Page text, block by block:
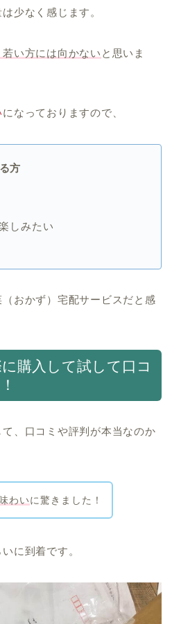
少なく感じます。
若い方には向かない と思いま
になっておりますので、
方
しみたい
おかず）宅配サービスだと感
購入して試して口コ
、口コミや評判が本当なのか
わいに驚きました！
に到着です。